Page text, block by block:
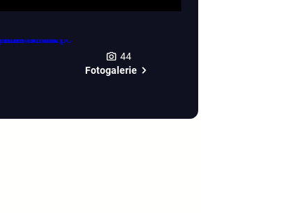
44
Fotogalerie